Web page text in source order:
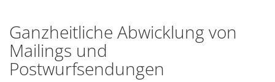
Ganzheitliche Abwicklung von
Mailings und
Postwurfsendungen